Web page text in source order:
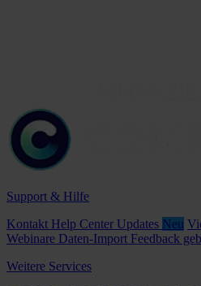
Support & Hilfe
Kontakt Help Center Updates Neu
Webinare Daten-Import Feedback
Weitere Services